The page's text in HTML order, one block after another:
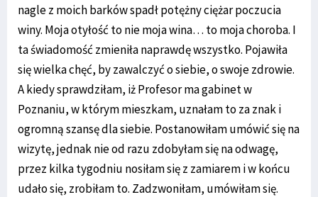
nagle z moich barków spadł potężny ciężar poczucia
winy. Moja otyłość to nie moja wina… to moja choroba. I
ta świadomość zmieniła naprawdę wszystko. Pojawiła
się wielka chęć, by zawalczyć o siebie, o swoje zdrowie.
A kiedy sprawdziłam, iż Profesor ma gabinet w
Poznaniu, w którym mieszkam, uznałam to za znak i
ogromną szansę dla siebie. Postanowiłam umówić się na
wizytę, jednak nie od razu zdobyłam się na odwagę,
przez kilka tygodniu nosiłam się z zamiarem i w końcu
udało się, zrobiłam to. Zadzwoniłam, umówiłam się.